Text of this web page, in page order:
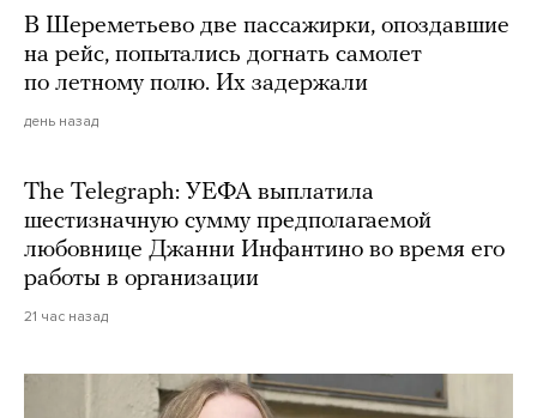
В Шереметьево две пассажирки, опоздавшие
на рейс, попытались догнать самолет
по летному полю. Их задержали
день назад
The Telegraph: УЕФА выплатила
шестизначную сумму предполагаемой
любовнице Джанни Инфантино во время его
работы в организации
21 час назад